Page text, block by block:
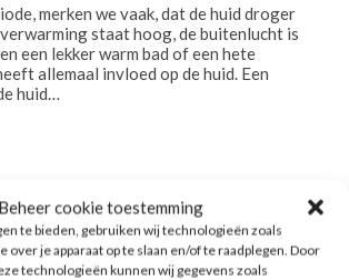
Beheer cookie toestemming
te bieden, gebruiken wij technologieën zoals
je apparaat op te slaan en/of te raadplegen. Door
technologieën kunnen wij gegevens zoals
merken we vaak, dat de huid droger
staat hoog, de buitenlucht is
een lekker warm bad of een hete
allemaal invloed op de huid. Een
huid…